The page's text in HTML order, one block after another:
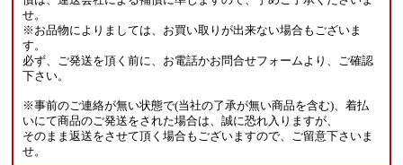
せ。
※お品物によりましては、お買い取りが出来ない場合もございま
す。
必ず、ご発送を頂く前に、お電話かお問合せフォームより、ご確認
下さい。
※事前のご連絡が無い状態で(当社の了承が無い商品を含む)、着払
いにて商品のご発送をされた場合は、誠に恐れ入りますが、
そのまま返送をさせて頂く場合もございますので、ご留意下さいま
せ。